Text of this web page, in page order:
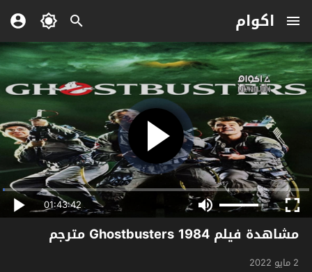
اكوام
01:43:42
مشاهدة فيلم Ghostbusters 1984 مترجم
2 مايو 2022